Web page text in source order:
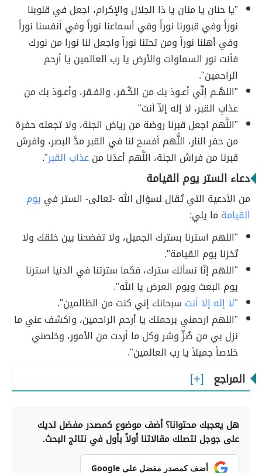
"يا حنان يا منان يا ذا الجلال والإكرام، اجعل في قلوبنا
نوراً وفي قبورنا نوراً وفي أسماعنا نوراً وفي أنفسنا نوراً
وفي أهلنا نوراً ومن تحتنا نوراً واجعل لنا نورا من نورك
فأنت نور السماوات والأرض يا رب العالمين يا أرحم
الراحمين".
"اللهُـم إنِّي أعـوذ بك من الكُـفر، والفـقر، وأعـوذ بك من
عذابِ القبر، لا إله إلاّ أنت"
"اللَّهم اجعل قبرنا روضة من رياض الجنة، ولا تجعله حفرة
من حفر النار، اللُّهم أفسح لنا في القبر مدَّ البصر، وافرش
قبرنا من فراش الجنة، اللَّهم أعذنا منعذاب القبر".
دعاء الستر يوم القيامة
من الأدعية التي تُقال لسؤال الله -تعالى- الستر في يوم
القيامة ما يلي:
"اللهم استرنا بسترك الجميل، ولا تفضحنا بين خلقك ولا
تُخزنا يوم القيامة".
"اللهم إنّا نسألك سترك، فكما سترتنا في الدنيا استرنا
يوم البعث ويوم العرض يا الله".
"لا إله إلا أنت سبحانك إني كنت من الظالمين".
"اللهم ارحمني برحمتك يا أرحم الراحمين، واكشف عني ما
نزل بي من ضُرٍّ وشر وكل ما أردت من الأمور، وخلصني
خلاصاً جميلاً يا رب العالمين".
المراجع
هل يعجبك محتوانا؟ أضف موضوع كمصدر مفضل لديك
على جوجل لتصلك مقالاتنا أولاً بأول في نتائج البحث.
أضف كمصدر مفضل على Google